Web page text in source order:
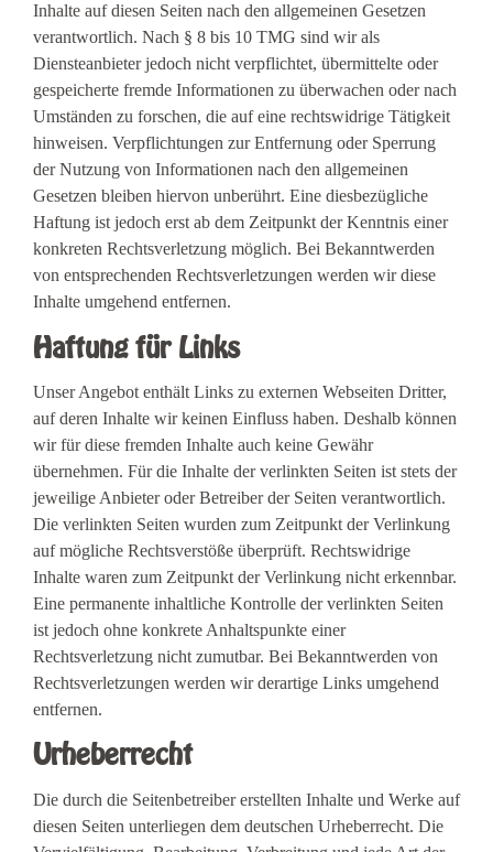
Inhalte auf diesen Seiten nach den allgemeinen Gesetzen
verantwortlich. Nach § 8 bis 10 TMG sind wir als
Diensteanbieter jedoch nicht verpflichtet, übermittelte oder
gespeicherte fremde Informationen zu überwachen oder nach
Umständen zu forschen, die auf eine rechtswidrige Tätigkeit
hinweisen. Verpflichtungen zur Entfernung oder Sperrung
der Nutzung von Informationen nach den allgemeinen
Gesetzen bleiben hiervon unberührt. Eine diesbezügliche
Haftung ist jedoch erst ab dem Zeitpunkt der Kenntnis einer
konkreten Rechtsverletzung möglich. Bei Bekanntwerden
von entsprechenden Rechtsverletzungen werden wir diese
Inhalte umgehend entfernen.
Haftung für Links
Unser Angebot enthält Links zu externen Webseiten Dritter,
auf deren Inhalte wir keinen Einfluss haben. Deshalb können
wir für diese fremden Inhalte auch keine Gewähr
übernehmen. Für die Inhalte der verlinkten Seiten ist stets der
jeweilige Anbieter oder Betreiber der Seiten verantwortlich.
Die verlinkten Seiten wurden zum Zeitpunkt der Verlinkung
auf mögliche Rechtsverstöße überprüft. Rechtswidrige
Inhalte waren zum Zeitpunkt der Verlinkung nicht erkennbar.
Eine permanente inhaltliche Kontrolle der verlinkten Seiten
ist jedoch ohne konkrete Anhaltspunkte einer
Rechtsverletzung nicht zumutbar. Bei Bekanntwerden von
Rechtsverletzungen werden wir derartige Links umgehend
entfernen.
Urheberrecht
Die durch die Seitenbetreiber erstellten Inhalte und Werke auf
diesen Seiten unterliegen dem deutschen Urheberrecht. Die